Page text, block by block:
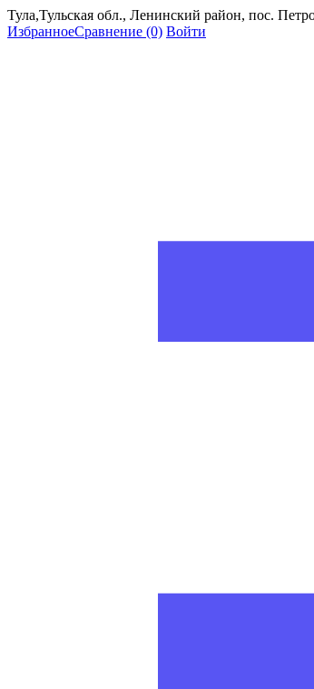
Тула,Тульская обл., Ленинский район, пос.
ИзбранноеСравнение (0) Войти